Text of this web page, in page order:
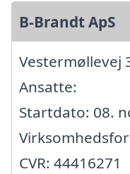
B-Brandt ApS
Vestermøllevej
Ansatte:
Startdato: 08.
CVR: 44416271